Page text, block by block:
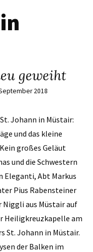
geweiht
2018
Johann in Müstair:
und das kleine
großes Geläut
und die Schwestern
Eleganti, Abt Markus
Pius Rabensteiner
Niggli aus Müstair auf
Heiligkreuzkapelle am
St. Johann in Müstair.
der Balken im